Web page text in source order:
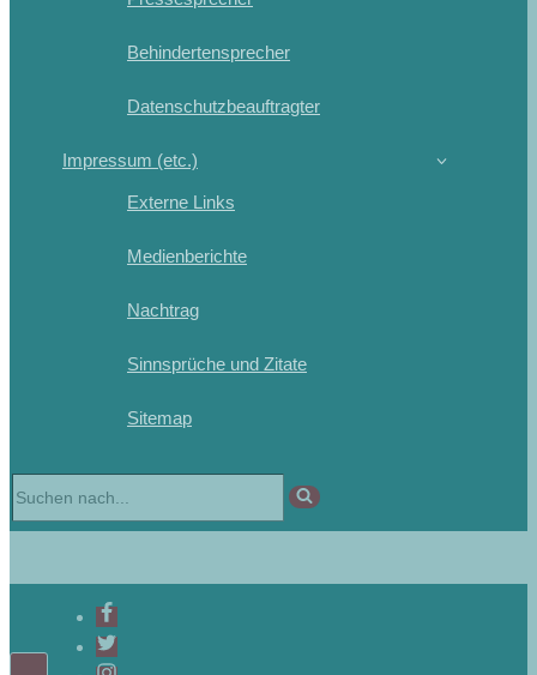
Behindertensprecher
Datenschutzbeauftragter
Impressum (etc.)
Externe Links
Medienberichte
Nachtrag
Sinnsprüche und Zitate
Sitemap